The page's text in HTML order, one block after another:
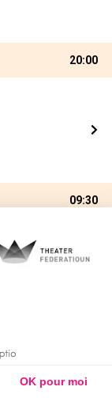
20:00
09:30